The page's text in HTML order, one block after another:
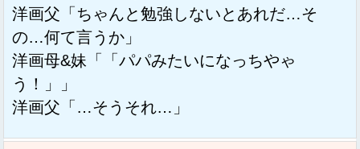
洋画父「ちゃんと勉強しないとあれだ…そ
の…何て言うか」
洋画母&妹「「パパみたいになっちやゃ
う！」」
洋画父「…そうそれ…」